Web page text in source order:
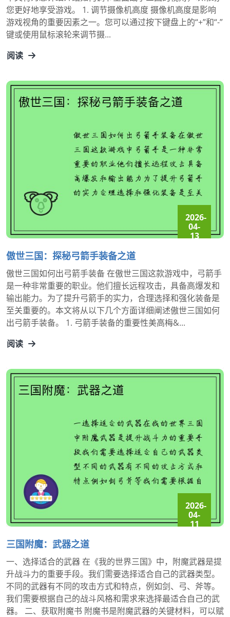
您更好地享受游戏。 1. 调节摄像机高度 摄像机高度是影响
游戏视角的重要因素之一。您可以通过按下键盘上的“+”和“-”
键或使用鼠标滚轮来调节摄...
阅读
2026-
04-
13
傲世三国：探秘弓箭手装备之道
傲世三国如何出弓箭手装备 在傲世三国这款游戏中，弓箭手
是一种非常重要的职业。他们擅长远程攻击，具备高爆发和
输出能力。为了提升弓箭手的实力，合理选择和强化装备是
至关重要的。本文将从以下几个方面详细阐述傲世三国如何
出弓箭手装备。 1. 弓箭手装备的重要性美高梅&...
阅读
2026-
04-
11
三国附魔：武器之道
一、选择适合的武器 在《我的世界三国》中，附魔武器是提
升战斗力的重要手段。我们需要选择适合自己的武器类型。
不同的武器有不同的攻击方式和特点，例如剑、弓、斧等。
我们需要根据自己的战斗风格和需求来选择最适合自己的武
器。 二、获取附魔书 附魔书是附魔武器的关键材料，可以赋